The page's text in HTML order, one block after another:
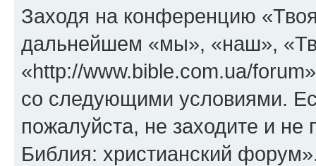
Заходя на конференцию
дальнейшем «мы», «наш»,
«http://www.bible.com.ua/
со следующими условиями.
пожалуйста, не заходите и
Библия: христианский